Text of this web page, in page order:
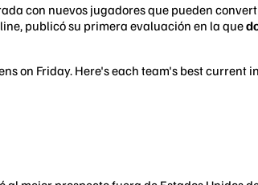
con nuevos jugadores que pueden
publicó su primera evaluación en la que
on Friday. Here's each team's best current